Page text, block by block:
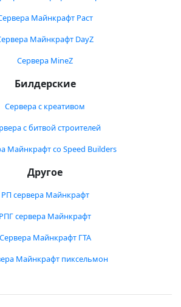
Майнкрафт Раст
Майнкрафт DayZ
Сервера MineZ
Билдерские
Сервера с креативом
с битвой строителей
Майнкрафт со Speed Builders
Другое
РП сервера Майнкрафт
РПГ сервера Майнкрафт
Сервера Майнкрафт ГТА
Майнкрафт пиксельмон